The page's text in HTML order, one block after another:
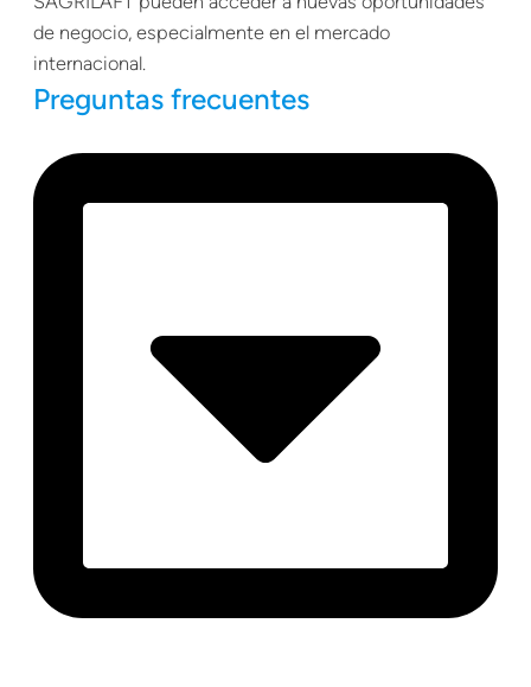
de negocio, especialmente en el mercado
internacional.
Preguntas frecuentes